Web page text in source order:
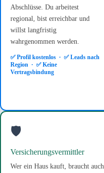
Abschlüsse. Du arbeitest
regional, bist erreichbar und
willst langfristig
wahrgenommen werden.
✅ Profil kostenlos · ✅ Leads nach
Region · ✅ Keine
Vertragsbindung
🛡️
Versicherungsvermittler
Wer ein Haus kauft, braucht